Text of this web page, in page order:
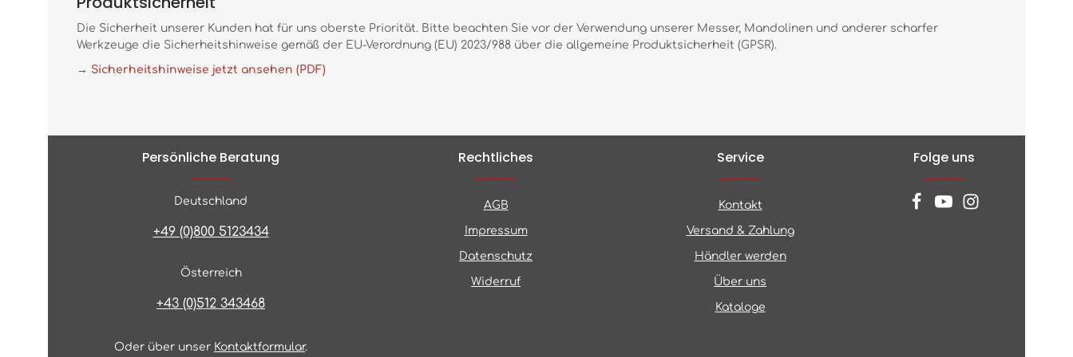
Die Sicherheit unserer Kunden hat für uns oberste Priorität. Bitte beachten Sie vor der Verwendung unserer Messer, Mandolinen und anderer scharfer
Werkzeuge die Sicherheitshinweise gemäß der EU-Verordnung (EU) 2023/988 über die allgemeine Produktsicherheit (GPSR).
→ Sicherheitshinweise jetzt ansehen (PDF)
Persönliche Beratung
Deutschland
+49 (0)800 5123434
Österreich
+43 (0)512 343468
Oder über unser Kontaktformular.
Rechtliches
AGB
Impressum
Datenschutz
Widerruf
Service
Kontakt
Versand & Zahlung
Händler werden
Über uns
Kataloge
Folge uns